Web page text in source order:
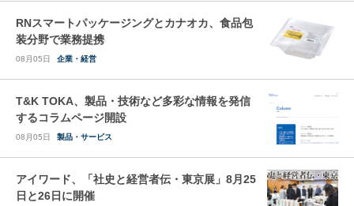
RNスマートパッケージングとカナオカ、食品包
装分野で業務提携
08月05日 企業・経営
T&K TOKA、製品・技術など多彩な情報を発信
するコラムページ開設
08月05日 製品・サービス
アイワード、「社史と経営者伝・東京展」8月25
日と26日に開催